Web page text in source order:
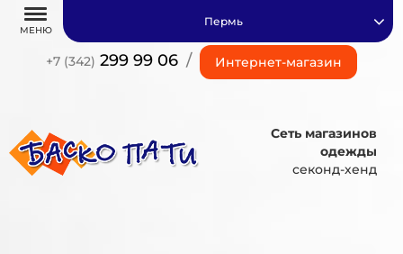
МЕНЮ
+7 (342) 299 99 06 / Интернет-магазин
Пермь
Сеть магазинов
одежды
секонд-хенд